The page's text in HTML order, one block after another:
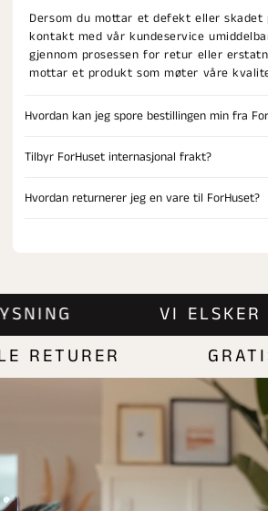
Dersom du mottar et defekt eller skadet
kontakt med vår kundeservice
gjennom prosessen for retur eller
mottar et produkt som møter våre
Hvordan kan jeg spore bestillingen min fra
Tilbyr ForHuset internasjonal frakt?
Hvordan returnerer jeg en vare til ForHuset?
VI